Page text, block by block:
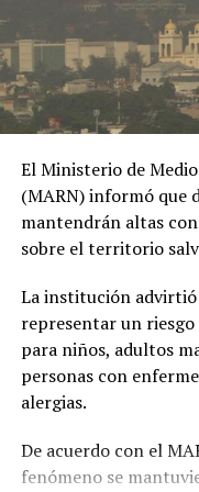
En «Internacionales»
RELATED TOPICS:
CAPTURA EN MÉXICO
CENTRO
COOPERACIÓN
LÍDER PANDILLERO
ÓRDENES DE CAPTURA
SEGURIDAD PÚBLICA
VIOLACIÓN EN MENOR
VIDEO | China
robots
DON'T MISS
Comienza el gaokao
12.9 millones de
El Ministerio de
(MARN) informó que
mantendrán altas
sobre el territorio
La institución
representar un
para niños, adultos
personas con
alergias.
De acuerdo con el
fenómeno se